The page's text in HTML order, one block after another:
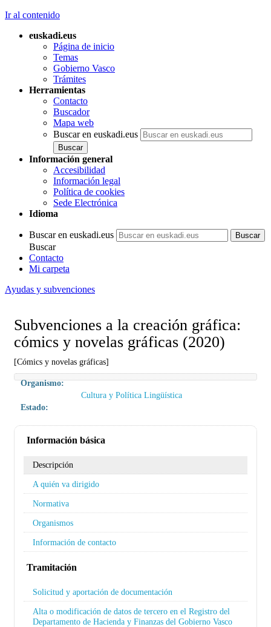
Ir al contenido
euskadi.eus
Página de inicio
Temas
Gobierno Vasco
Trámites
Herramientas
Contacto
Buscador
Mapa web
Buscar en euskadi.eus
Información general
Accesibilidad
Información legal
Política de cookies
Sede Electrónica
Idioma
Buscar en euskadi.eus
Buscar
Contacto
Mi carpeta
Ayudas y subvenciones
Subvenciones a la creación gráfica:
cómics y novelas gráficas (2020)
[Cómics y novelas gráficas]
Organismo:
Cultura y Política Lingüística
Estado:
Información básica
Descripción
A quién va dirigido
Normativa
Organismos
Información de contacto
Tramitación
Solicitud y aportación de documentación
Alta o modificación de datos de tercero en el Registro del
Departamento de Hacienda y Finanzas del Gobierno Vasco